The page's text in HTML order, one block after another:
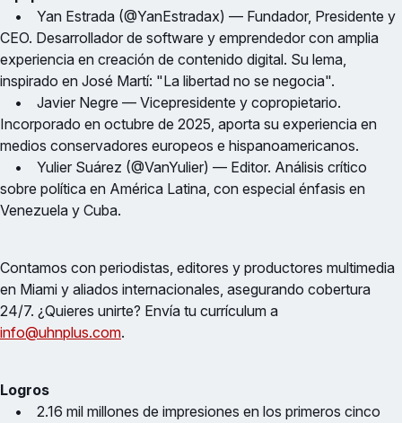
• Yan Estrada (@YanEstradax) — Fundador, Presidente y
CEO. Desarrollador de software y emprendedor con amplia
experiencia en creación de contenido digital. Su lema,
inspirado en José Martí: "La libertad no se negocia".
• Javier Negre — Vicepresidente y copropietario.
Incorporado en octubre de 2025, aporta su experiencia en
medios conservadores europeos e hispanoamericanos.
• Yulier Suárez (@VanYulier) — Editor. Análisis crítico
sobre política en América Latina, con especial énfasis en
Venezuela y Cuba.
Contamos con periodistas, editores y productores multimedia
en Miami y aliados internacionales, asegurando cobertura
24/7. ¿Quieres unirte? Envía tu currículum a
info@uhnplus.com.
Logros
• 2.16 mil millones de impresiones en los primeros cinco